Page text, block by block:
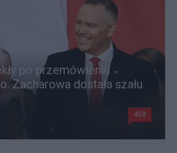
po przemówieniu
Zacharowa dostała szału
458